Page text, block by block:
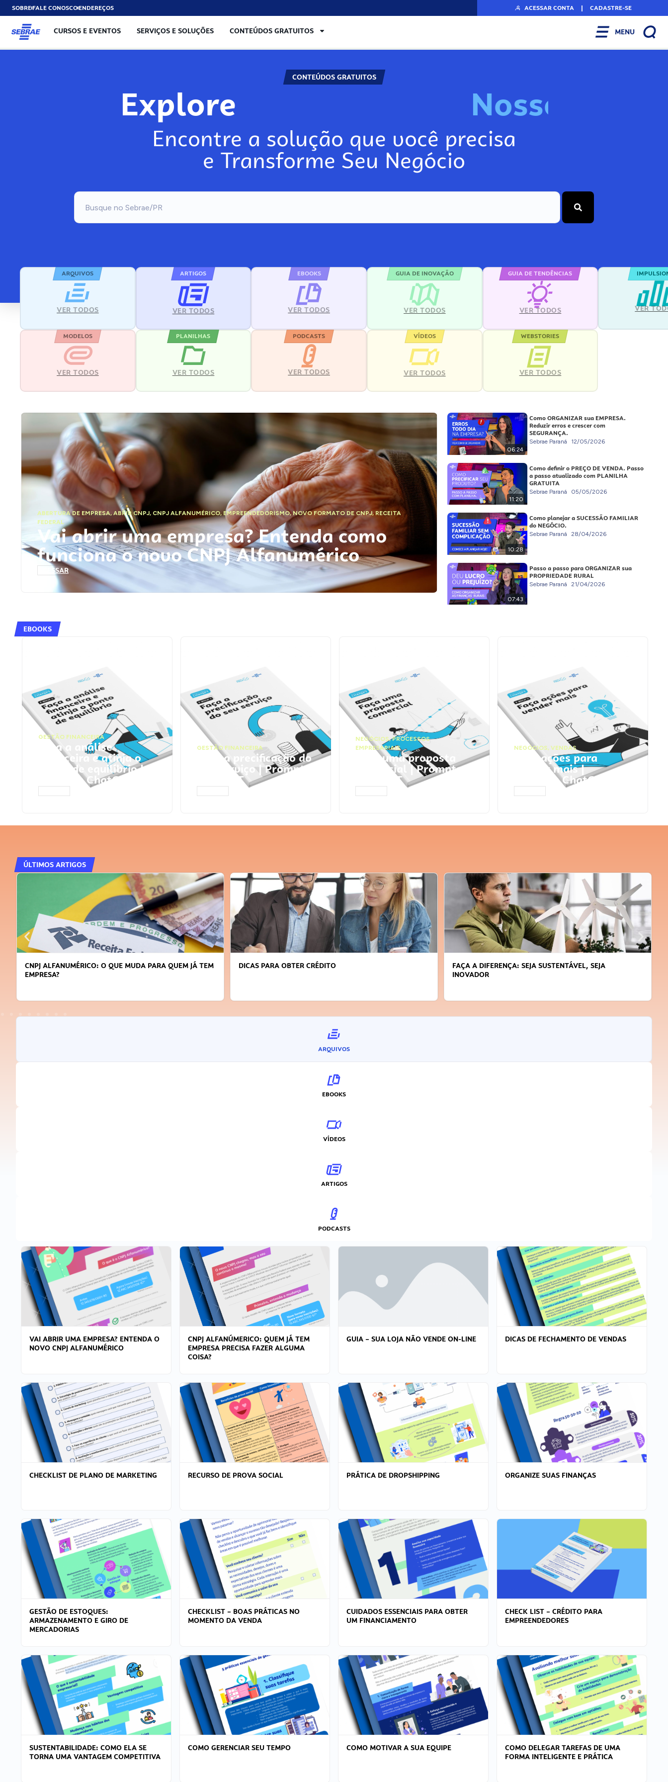
SOBREFALE CONOSCOENDEREÇOS ACESSAR CONTA | CADASTRE-SE
CURSOS E EVENTOS SERVIÇOS E SOLUÇÕES CONTEÚDOS GRATUITOS MENU
CONTEÚDOS GRATUITOS
Explore Nosso
Encontre a solução que você precisa
e Transforme Seu Negócio
ARQUIVOS
VER TODOS
ARTIGOS
VER TODOS
EBOOKS
VER TODOS
GUIA DE INOVAÇÃO
VER TODOS
GUIA DE TENDÊNCIAS
VER TODOS VER
MODELOS
VER TODOS
PLANILHAS
VER TODOS
PODCASTS
VER TODOS
VÍDEOS
VER TODOS
WEBSTORIES
VER TODOS
ABERTURA DE EMPRESA,ABRIR CNPJ, CNPJ ALFANUMÉRICO, EMPREENDEDORISMO,NOVO FORMATO DE CNPJ,RECEITA
FEDERAL
Vai abrir uma empresa? Entenda como
funciona o novo CNPJ Alfanumérico
ACESSAR
06:24
Como ORGANIZAR sua EMPRESA.
Reduzir erros e crescer com
SEGURANÇA.
Sebrae Paraná 12/05/2026
11:20
Como definir o PREÇO DE VENDA. Passo
a passo atualizado com PLANILHA
GRATUITA
Sebrae Paraná 05/05/2026
10:28
Como planejar a SUCESSÃO FAMILIAR
do NEGÓCIO.
Sebrae Paraná 28/04/2026
07:43
Passo a passo para ORGANIZAR sua
PROPRIEDADE RURAL
Sebrae Paraná 21/04/2026
EBOOKS
GESTÃO FINANCEIRA
Faça a análise
financeira e atinja o
ponto de equilíbrio |
Prompts ChatGPT
GESTÃO FINANCEIRA
Faça a precificação do
seu serviço | Prompts
ChatGPT
NEGÓCIOS,PROCESSOS
EMPRESARIAIS
Faça uma proposta
comercial | Prompts
ChatGPT
NEGÓCIOS, VENDAS
Faça ações para
vender mais |
Prompts ChatGPT
ÚLTIMOS ARTIGOS
CNPJ ALFANUMÉRICO: O QUE MUDA PARA QUEM JÁ TEM
EMPRESA?
DICAS PARA OBTER CRÉDITO
FAÇA A DIFERENÇA: SEJA SUSTENTÁVEL, SEJA
INOVADOR
ARQUIVOS
EBOOKS
VÍDEOS
ARTIGOS
PODCASTS
VAI ABRIR UMA EMPRESA? ENTENDA O
NOVO CNPJ ALFANUMÉRICO
CNPJ ALFANÚMERICO: QUEM JÁ TEM
EMPRESA PRECISA FAZER ALGUMA
COISA?
GUIA – SUA LOJA NÃO VENDE ON-LINE DICAS DE FECHAMENTO DE VENDAS
CHECKLIST DE PLANO DE MARKETING RECURSO DE PROVA SOCIAL PRÁTICA DE DROPSHIPPING ORGANIZE SUAS FINANÇAS
GESTÃO DE ESTOQUES:
ARMAZENAMENTO E GIRO DE
MERCADORIAS
CHECKLIST – BOAS PRÁTICAS NO
MOMENTO DA VENDA
CUIDADOS ESSENCIAIS PARA OBTER
UM FINANCIAMENTO
CHECK LIST – CRÉDITO PARA
EMPREENDEDORES
SUSTENTABILIDADE: COMO ELA SE
TORNA UMA VANTAGEM COMPETITIVA
COMO GERENCIAR SEU TEMPO COMO MOTIVAR A SUA EQUIPE
COMO DELEGAR TAREFAS DE UMA
FORMA INTELIGENTE E PRÁTICA